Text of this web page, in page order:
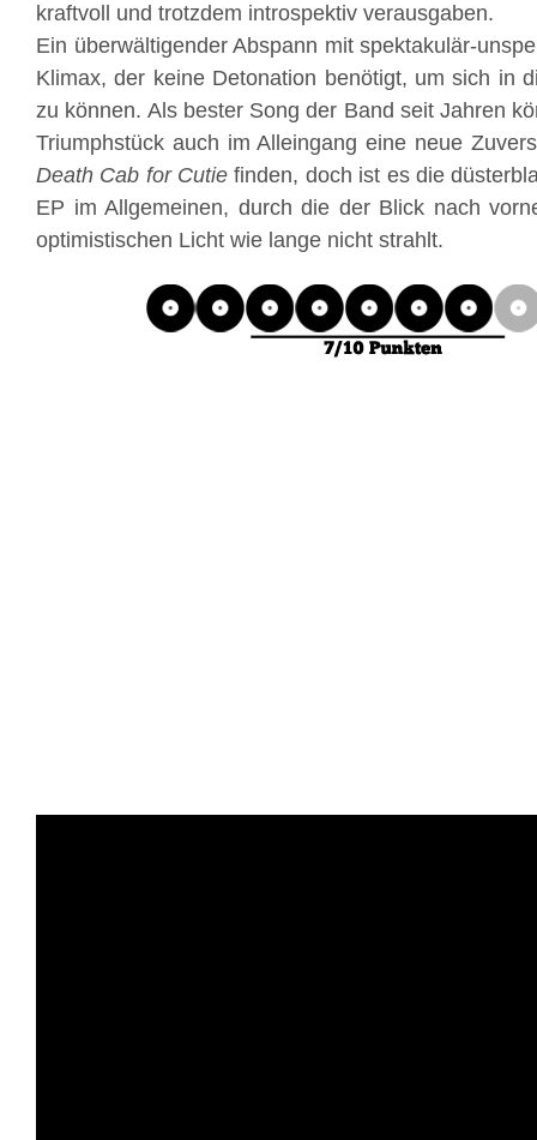
kraftvoll und trotzdem introspektiv verausgaben.
Ein überwältigender Abspann mit spektakulär-
Klimax, der keine Detonation benötigt, um sich in
zu können. Als bester Song der Band seit Jahren
Triumphstück auch im Alleingang eine neue
Death Cab for Cutie finden, doch ist es die
EP im Allgemeinen, durch die der Blick nach
optimistischen Licht wie lange nicht strahlt.